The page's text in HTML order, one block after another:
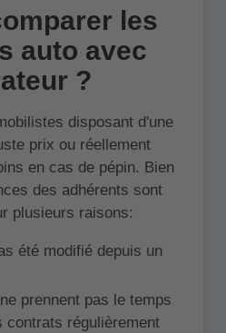
les
auto avec
?
disposant d'une
prix ou réellement
en cas de pépin. Bien
des adhérents sont
plusieurs raisons:
été modifié depuis un
prennent pas le temps
contrats régulièrement